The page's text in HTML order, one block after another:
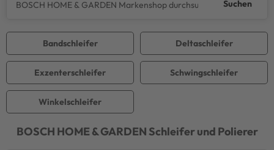
Suchen
Bandschleifer Deltaschleifer
Exzenterschleifer Schwingschleifer
Winkelschleifer
BOSCH HOME & GARDEN Schleifer und Polierer